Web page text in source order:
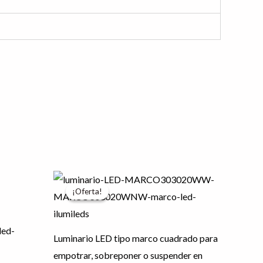
múltiples
¡Oferta!
¡Oferta!
Luminario LED tipo marco cuadrado para
empotrar, sobreponer o suspender en
precio
original
$573.80.
El
precio
actual
Este
producto
variantes.